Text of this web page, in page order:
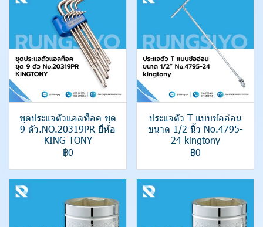
ชุดประแจตัวแอลท็อค ชุด
9 ตัว.NO.20319PR ยี่ห้อ
KING TONY
฿0
ประแจตัว T แบบข้ออ่อน
ขนาด 1/2 นิ้ว No.4795-
24 kingtony
฿0